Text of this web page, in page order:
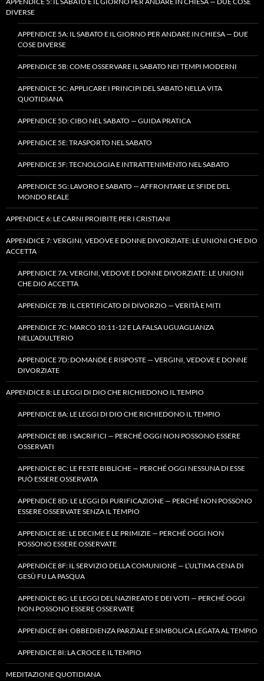
DIVERSE
APPENDICE 5A: IL SABATO E IL GIORNO PER ANDARE IN CHIESA — DUE
COSE DIVERSE
APPENDICE 5B: COME OSSERVARE IL SABATO NEI TEMPI MODERNI
APPENDICE 5C: APPLICARE I PRINCIPI DEL SABATO NELLA VITA
QUOTIDIANA
APPENDICE 5D: CIBO NEL SABATO — GUIDA PRATICA
APPENDICE 5E: TRASPORTO NEL SABATO
APPENDICE 5F: TECNOLOGIA E INTRATTENIMENTO NEL SABATO
APPENDICE 5G: LAVORO E SABATO — AFFRONTARE LE SFIDE DEL
MONDO REALE
APPENDICE 6: LE CARNI PROIBITE PER I CRISTIANI
APPENDICE 7: VERGINI, VEDOVE E DONNE DIVORZIATE: LE UNIONI CHE DIO
ACCETTA
APPENDICE 7A: VERGINI, VEDOVE E DONNE DIVORZIATE: LE UNIONI
CHE DIO ACCETTA
APPENDICE 7B: IL CERTIFICATO DI DIVORZIO — VERITÀ E MITI
APPENDICE 7C: MARCO 10:11-12 E LA FALSA UGUAGLIANZA
NELL’ADULTERIO
APPENDICE 7D: DOMANDE E RISPOSTE — VERGINI, VEDOVE E DONNE
DIVORZIATE
APPENDICE 8: LE LEGGI DI DIO CHE RICHIEDONO IL TEMPIO
APPENDICE 8A: LE LEGGI DI DIO CHE RICHIEDONO IL TEMPIO
APPENDICE 8B: I SACRIFICI — PERCHÉ OGGI NON POSSONO ESSERE
OSSERVATI
APPENDICE 8C: LE FESTE BIBLICHE — PERCHÉ OGGI NESSUNA DI ESSE
PUÒ ESSERE OSSERVATA
APPENDICE 8D: LE LEGGI DI PURIFICAZIONE — PERCHÉ NON POSSONO
ESSERE OSSERVATE SENZA IL TEMPIO
APPENDICE 8E: LE DECIME E LE PRIMIZIE — PERCHÉ OGGI NON
POSSONO ESSERE OSSERVATE
APPENDICE 8F: IL SERVIZIO DELLA COMUNIONE — L’ULTIMA CENA DI
GESÙ FU LA PASQUA
APPENDICE 8G: LE LEGGI DEL NAZIREATO E DEI VOTI — PERCHÉ OGGI
NON POSSONO ESSERE OSSERVATE
APPENDICE 8H: OBBEDIENZA PARZIALE E SIMBOLICA LEGATA AL TEMPIO
APPENDICE 8I: LA CROCE E IL TEMPIO
MEDITAZIONE QUOTIDIANA